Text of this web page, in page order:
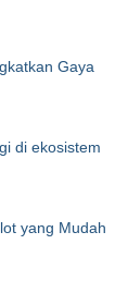
Gaya
di ekosistem
yang Mudah